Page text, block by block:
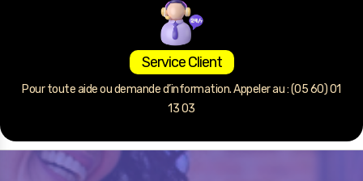
Service Client
Pour toute aide ou demande d’information. Appeler au : (05 60) 01
13 03